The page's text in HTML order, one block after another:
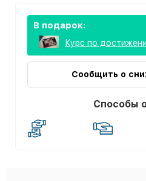
В подарок:
Курс по
Сообщить о
Способы